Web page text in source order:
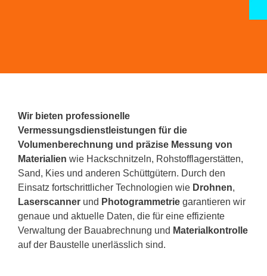
Wir bieten professionelle
Vermessungsdienstleistungen für die
Volumenberechnung und präzise Messung von
Materialien wie Hackschnitzeln, Rohstofflagerstätten,
Sand, Kies und anderen Schüttgütern. Durch den
Einsatz fortschrittlicher Technologien wie Drohnen,
Laserscanner und Photogrammetrie garantieren wir
genaue und aktuelle Daten, die für eine effiziente
Verwaltung der Bauabrechnung und Materialkontrolle
auf der Baustelle unerlässlich sind.